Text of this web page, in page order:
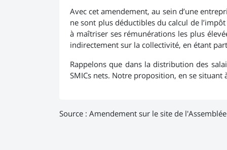
Avec cet amendement, au sein d’une
ne sont plus déductibles du calcul de
à maîtriser ses rémunérations les plus
indirectement sur la collectivité, en étant
Rappelons que dans la distribution des
SMICs nets. Notre proposition, en se
Source : Amendement sur le site de